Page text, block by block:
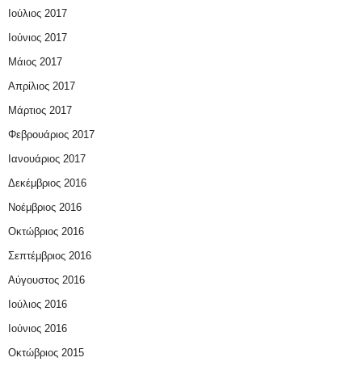
Ιούλιος 2017
Ιούνιος 2017
Μάιος 2017
Απρίλιος 2017
Μάρτιος 2017
Φεβρουάριος 2017
Ιανουάριος 2017
Δεκέμβριος 2016
Νοέμβριος 2016
Οκτώβριος 2016
Σεπτέμβριος 2016
Αύγουστος 2016
Ιούλιος 2016
Ιούνιος 2016
Οκτώβριος 2015